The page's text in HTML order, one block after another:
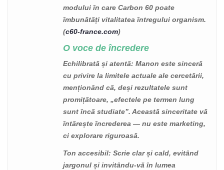
modului în care Carbon 60 poate
îmbunătăți vitalitatea întregului organism.
(c60-france.com)
O voce de încredere
Echilibrată și atentă: Manon este sinceră
cu privire la limitele actuale ale cercetării,
menționând că, deși rezultatele sunt
promițătoare, „efectele pe termen lung
sunt încă studiate”. Această sinceritate vă
întărește încrederea — nu este marketing,
ci explorare riguroasă.
Ton accesibil: Scrie clar și cald, evitând
jargonul și invitându-vă în lumea